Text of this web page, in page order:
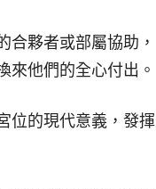
合夥者或部屬協助，
來他們的全心付出。
位的現代意義，發揮